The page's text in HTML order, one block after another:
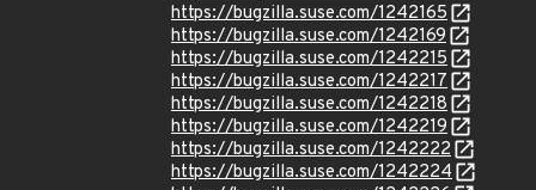
https://bugzilla.suse.com/1242165
https://bugzilla.suse.com/1242169
https://bugzilla.suse.com/1242215
https://bugzilla.suse.com/1242217
https://bugzilla.suse.com/1242218
https://bugzilla.suse.com/1242219
https://bugzilla.suse.com/1242222
https://bugzilla.suse.com/1242224